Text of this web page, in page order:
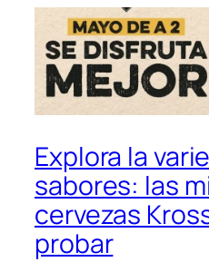
Explora la
sabores: las
cervezas
probar